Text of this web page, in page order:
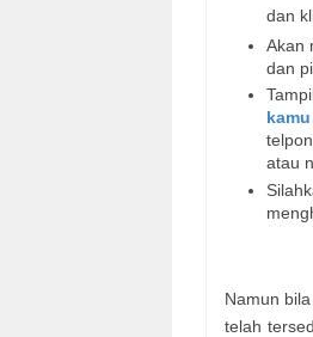
dan
Akan
dan
atau
Namun
telah